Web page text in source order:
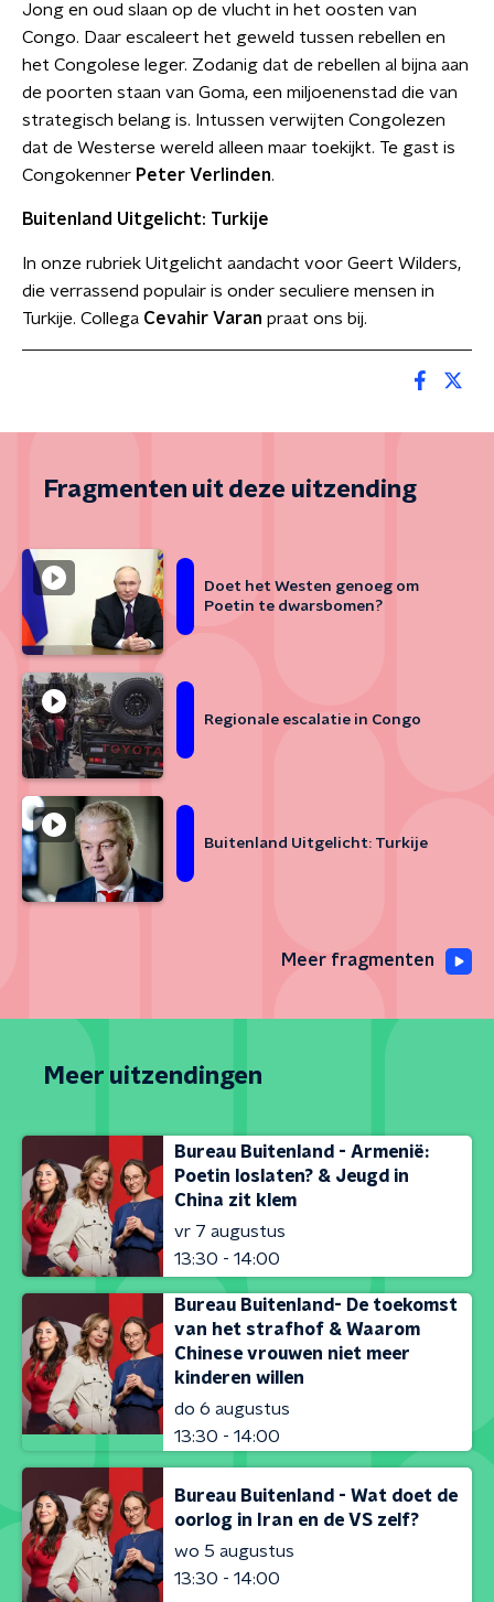
Jong en oud slaan op de vlucht in het oosten van
Congo. Daar escaleert het geweld tussen rebellen en
het Congolese leger. Zodanig dat de rebellen al bijna aan
de poorten staan van Goma, een miljoenenstad die van
strategisch belang is. Intussen verwijten Congolezen
dat de Westerse wereld alleen maar toekijkt. Te gast is
Congokenner Peter Verlinden.
Buitenland Uitgelicht: Turkije
In onze rubriek Uitgelicht aandacht voor Geert Wilders,
die verrassend populair is onder seculiere mensen in
Turkije. Collega Cevahir Varan praat ons bij.
Fragmenten uit deze uitzending
Doet het Westen genoeg om
Poetin te dwarsbomen?
Regionale escalatie in Congo
Buitenland Uitgelicht: Turkije
Meer fragmenten
Meer uitzendingen
Bureau Buitenland - Armenië:
Poetin loslaten? & Jeugd in
China zit klem
vr 7 augustus
13:30 - 14:00
Bureau Buitenland- De toekomst
van het strafhof & Waarom
Chinese vrouwen niet meer
kinderen willen
do 6 augustus
13:30 - 14:00
Bureau Buitenland - Wat doet de
oorlog in Iran en de VS zelf?
wo 5 augustus
13:30 - 14:00